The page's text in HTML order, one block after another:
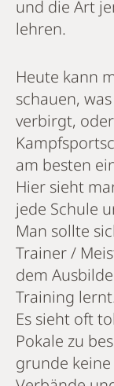
und die Art
lehren.
Heute kann
schauen,
verbirgt,
am besten
Hier sieht
jede Schule
Man sollte
Trainer /
dem
Training
Es sieht oft
Pokale zu
grunde keine